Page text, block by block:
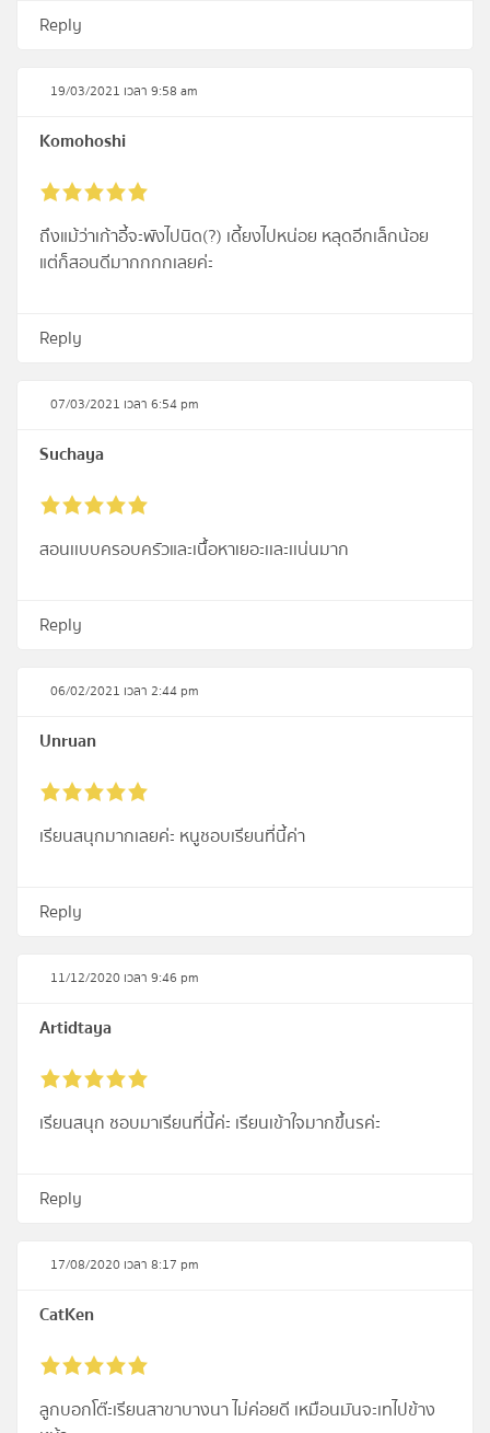
Reply
19/03/2021 เวลา 9:58 am
Komohoshi
ถึงแม้ว่าเก้าอี้จะพังไปนิด(?) เดี้ยงไปหน่อย หลุดอีกเล็กน้อย
แต่ก็สอนดีมากกกกเลยค่ะ
Reply
07/03/2021 เวลา 6:54 pm
Suchaya
สอนเเบบครอบครัวและเนื้อหาเยอะเเละเเน่นมาก
Reply
06/02/2021 เวลา 2:44 pm
Unruan
เรียนสนุกมากเลยค่ะ หนูชอบเรียนที่นี้ค่า
Reply
11/12/2020 เวลา 9:46 pm
Artidtaya
เรียนสนุก ชอบมาเรียนที่นี้ค่ะ เรียนเข้าใจมากขึ้นรค่ะ
Reply
17/08/2020 เวลา 8:17 pm
CatKen
ลูกบอกโต๊ะเรียนสาขาบางนา ไม่ค่อยดี เหมือนมันจะเทไปข้าง